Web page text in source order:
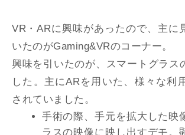
VR・ARに興味があったので、主に
いたのがGaming&VRのコーナー。
興味を引いたのが、スマートグラス
した。主にARを用いた、様々な利
されていました。
手術の際、手元を拡大した映
ラスの映像に映し出すデモ。